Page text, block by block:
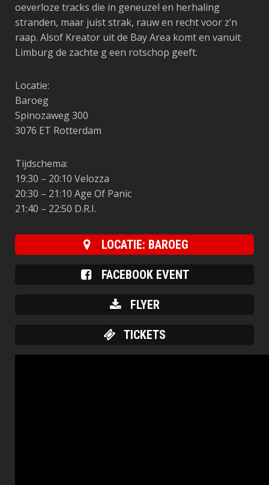
oeverloze tracks die in geneuzel en herhaling
stranden, maar juist strak, rauw en recht voor z’n
raap. Alsof Kreator uit de Bay Area komt en vanuit
Limburg de zachte g een rotschop geeft.
Locatie:
Baroeg
Spinozaweg 300
3076 ET Rotterdam
Tijdschema:
19:30 – 20:10 Velozza
20:30 – 21:10 Age Of Panic
21:40 – 22:50 D.R.I.
LOCATIE: BAROEG
FACEBOOK EVENT
FLYER
TICKETS